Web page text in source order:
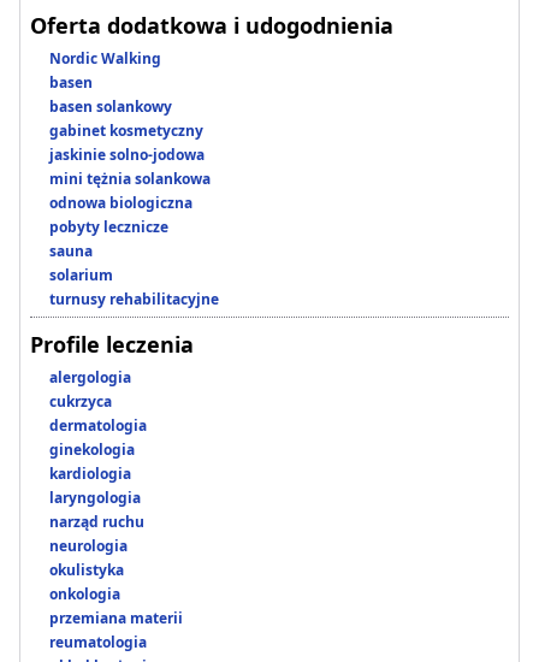
Oferta dodatkowa i udogodnienia
Nordic Walking
basen
basen solankowy
gabinet kosmetyczny
jaskinie solno-jodowa
mini tężnia solankowa
odnowa biologiczna
pobyty lecznicze
sauna
solarium
turnusy rehabilitacyjne
Profile leczenia
alergologia
cukrzyca
dermatologia
ginekologia
kardiologia
laryngologia
narząd ruchu
neurologia
okulistyka
onkologia
przemiana materii
reumatologia